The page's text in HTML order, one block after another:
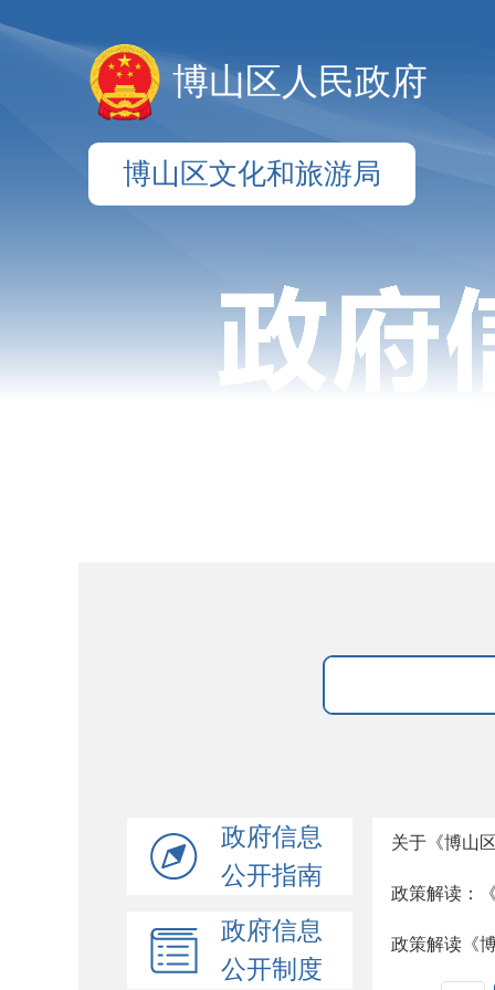
博山区人民政府
博山区文化和旅游局
政府信息
公开指南
政府信息
公开制度
关于《博山
政策解读：
政策解读《